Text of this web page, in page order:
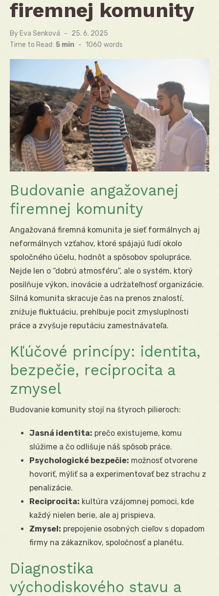
firemnej komunity
By Eva Senková
Posted
on
25. 6. 2025
Time to Read: 5 min - 1060 words
Budovanie angažovanej
firemnej komunity
Angažovaná firemná komunita je sieť formálnych aj
neformálnych vzťahov, ktoré spájajú ľudí okolo
spoločného účelu, hodnôt a spôsobov spolupráce.
Nejde len o “dobrú atmosféru”, ale o systém, ktorý
posilňuje výkon, inovácie a udržateľnosť organizácie.
Silná komunita skracuje čas na prenos znalostí,
znižuje fluktuáciu, prehlbuje pocit zmysluplnosti
práce a zvyšuje reputáciu zamestnávateľa.
Kľúčové princípy: identita,
bezpečie, reciprocita a
zmysel
Budovanie komunity stojí na štyroch pilieroch:
Jasná identita: prečo existujeme, komu
slúžime a čo odlišuje náš spôsob práce.
Psychologické bezpečie: možnosť otvorene
hovoriť, mýliť sa a experimentovať bez strachu z
penalizácie.
Reciprocita: kultúra vzájomnej pomoci, kde
každý nielen berie, ale aj prispieva.
Zmysel: prepojenie osobných cieľov s dopadom
firmy na zákazníkov, spoločnosť a planétu.
Diagnostika
východiskového stavu a